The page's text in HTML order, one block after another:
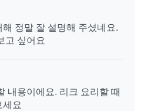
정말 잘 설명해 주셨네요.
고 싶어요
내용이에요. 리크 요리할 때
세요